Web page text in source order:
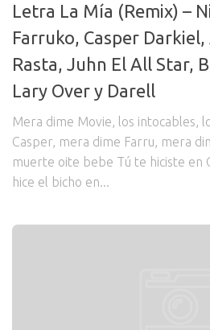
Letra La Mía (Remix) –
Farruko, Casper
Rasta, Juhn El All Star,
Lary Over y Darell
Mera dime Movie, los intocables,
Casper, mera dime Farru, mera
muerte oite bebe Tú te hiciste en
hice el bicho en...